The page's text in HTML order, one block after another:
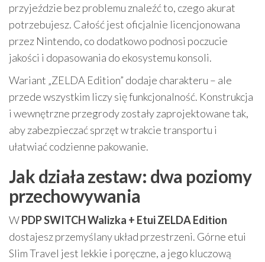
przyjeździe bez problemu znaleźć to, czego akurat
potrzebujesz. Całość jest oficjalnie licencjonowana
przez Nintendo, co dodatkowo podnosi poczucie
jakości i dopasowania do ekosystemu konsoli.
Wariant „ZELDA Edition” dodaje charakteru – ale
przede wszystkim liczy się funkcjonalność. Konstrukcja
i wewnętrzne przegrody zostały zaprojektowane tak,
aby zabezpieczać sprzęt w trakcie transportu i
ułatwiać codzienne pakowanie.
Jak działa zestaw: dwa poziomy
przechowywania
WPDP SWITCH Walizka + Etui ZELDA Edition
dostajesz przemyślany układ przestrzeni. Górne etui
Slim Travel jest lekkie i poręczne, a jego kluczową